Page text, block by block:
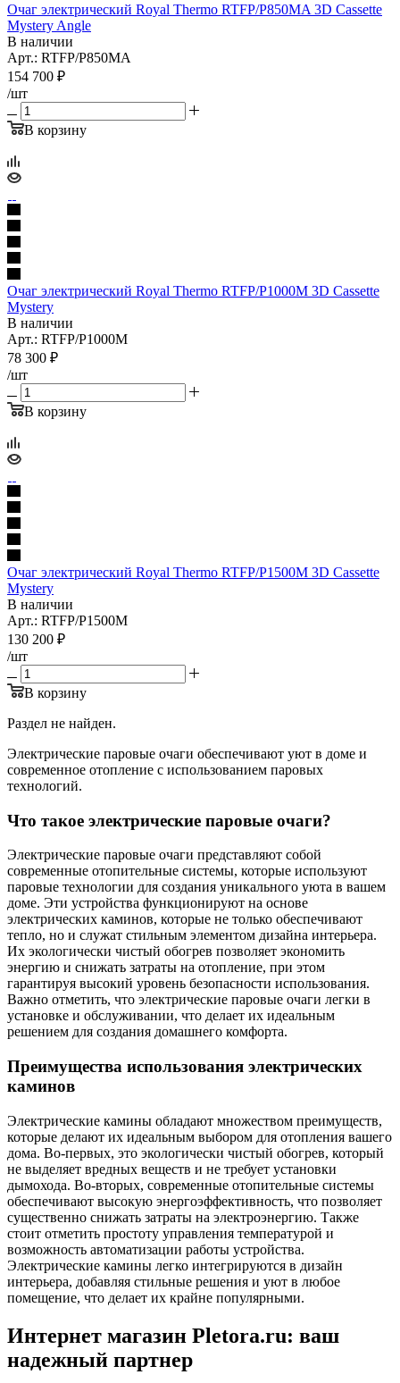
Очаг электрический Royal Thermo RTFP/P850MA 3D Cassette
Mystery Angle
В наличии
Арт.: RTFP/P850MA
154 700 ₽
/шт
В корзину
Очаг электрический Royal Thermo RTFP/P1000M 3D Cassette
Mystery
В наличии
Арт.: RTFP/P1000M
78 300 ₽
/шт
В корзину
Очаг электрический Royal Thermo RTFP/P1500M 3D Cassette
Mystery
В наличии
Арт.: RTFP/P1500M
130 200 ₽
/шт
В корзину
Раздел не найден.
Электрические паровые очаги обеспечивают уют в доме и
современное отопление с использованием паровых
технологий.
Что такое электрические паровые очаги?
Электрические паровые очаги представляют собой
современные отопительные системы, которые используют
паровые технологии для создания уникального уюта в вашем
доме. Эти устройства функционируют на основе
электрических каминов, которые не только обеспечивают
тепло, но и служат стильным элементом дизайна интерьера.
Их экологически чистый обогрев позволяет экономить
энергию и снижать затраты на отопление, при этом
гарантируя высокий уровень безопасности использования.
Важно отметить, что электрические паровые очаги легки в
установке и обслуживании, что делает их идеальным
решением для создания домашнего комфорта.
Преимущества использования электрических
каминов
Электрические камины обладают множеством преимуществ,
которые делают их идеальным выбором для отопления вашего
дома. Во-первых, это экологически чистый обогрев, который
не выделяет вредных веществ и не требует установки
дымохода. Во-вторых, современные отопительные системы
обеспечивают высокую энергоэффективность, что позволяет
существенно снижать затраты на электроэнергию. Также
стоит отметить простоту управления температурой и
возможность автоматизации работы устройства.
Электрические камины легко интегрируются в дизайн
интерьера, добавляя стильные решения и уют в любое
помещение, что делает их крайне популярными.
Интернет магазин Pletora.ru: ваш
надежный партнер